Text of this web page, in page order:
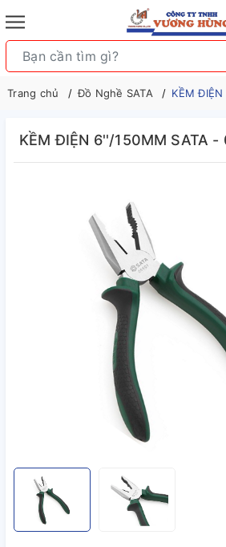
Trang chủ Đồ Nghề SATA KỀM
KỀM ĐIỆN 6''/150MM SATA -